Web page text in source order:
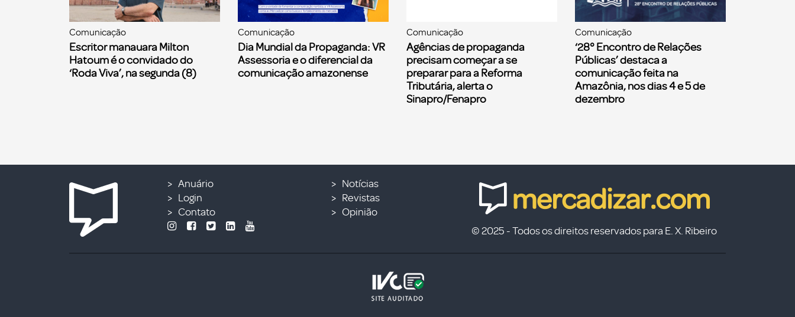
Comunicação
Escritor manauara Milton
Hatoum é o convidado do
‘Roda Viva’, na segunda (8)
Comunicação
Dia Mundial da Propaganda: VR
Assessoria e o diferencial da
comunicação amazonense
Comunicação
Agências de propaganda
precisam começar a se
preparar para a Reforma
Tributária, alerta o
Sinapro/Fenapro
Comunicação
‘28° Encontro de Relações
Públicas’ destaca a
comunicação feita na
Amazônia, nos dias 4 e 5 de
dezembro
Anuário
Login
Contato
Notícias
Revistas
Opinião
© 2025 - Todos os direitos reservados para E. X. Ribeiro